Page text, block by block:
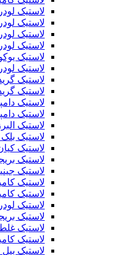
لاستیک
لاستیک
لاستیک
لاستیک
لاستیک
لاستیک
لاستیک
لاستیک
لاستیک
لاستیک
لاستیک
لاستیک بلک
لاستیک
لاستیک
لاستیک
لاستیک
لاستیک
لاستیک
لاستیک
لاستیک
لاستیک
لاستیک